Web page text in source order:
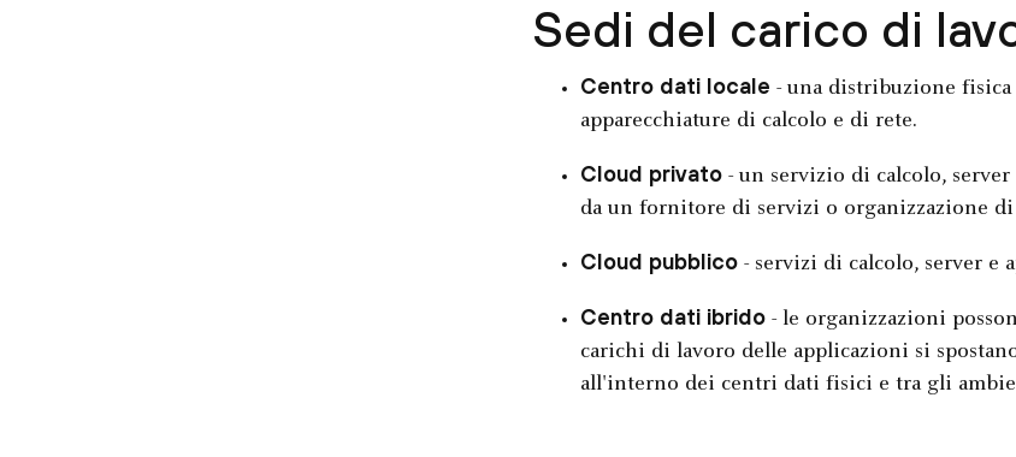
Sedi del carico di
Centro dati locale - una distribuzione
apparecchiature di calcolo e di rete.
Cloud privato- un servizio di calcolo,
da un fornitore di servizi o organizzazione
Cloud pubblico- servizi di calcolo, server e
Centro dati ibrido- le organizzazioni
carichi di lavoro delle applicazioni si
all'interno dei centri dati fisici e tra gli